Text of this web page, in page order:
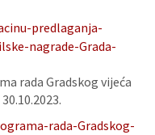
predlaganja-
nagrade-Grada-
rada Gradskog vijeća
rada-Gradskog-